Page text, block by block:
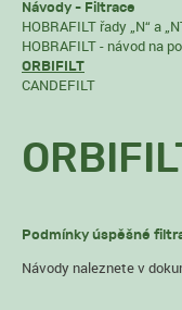
Návody - Filtrace
HOBRAFILT řady „N“ a
HOBRAFILT - návod na
ORBIFILT
CANDEFILT
Podmínky úspěšné
Návody naleznete v